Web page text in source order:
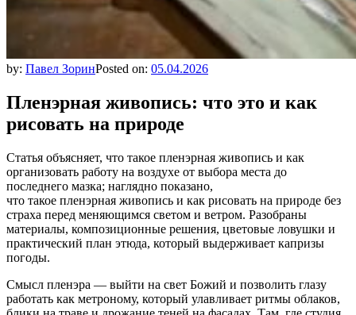
by: Павел ЗоринPosted on: 05.04.2026
Пленэрная живопись: что это и как
рисовать на природе
Статья объясняет, что такое пленэрная живопись и как
организовать работу на воздухе от выбора места до
последнего мазка; наглядно показано,
что такое пленэрная живопись и как рисовать на природе без
страха перед меняющимся светом и ветром. Разобраны
материалы, композиционные решения, цветовые ловушки и
практический план этюда, который выдерживает капризы
погоды.
Смысл пленэра — выйти на свет Божий и позволить глазу
работать как метроному, который улавливает ритмы облаков,